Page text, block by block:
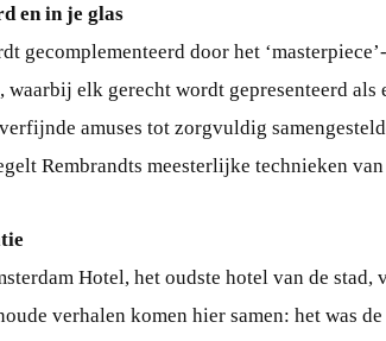
en in je glas
gecomplementeerd door het
waarbij elk gerecht wordt gepresenteerd
amuses tot zorgvuldig
Rembrandts meesterlijke technieken
Hotel, het oudste hotel van de stad,
verhalen komen hier samen: het was